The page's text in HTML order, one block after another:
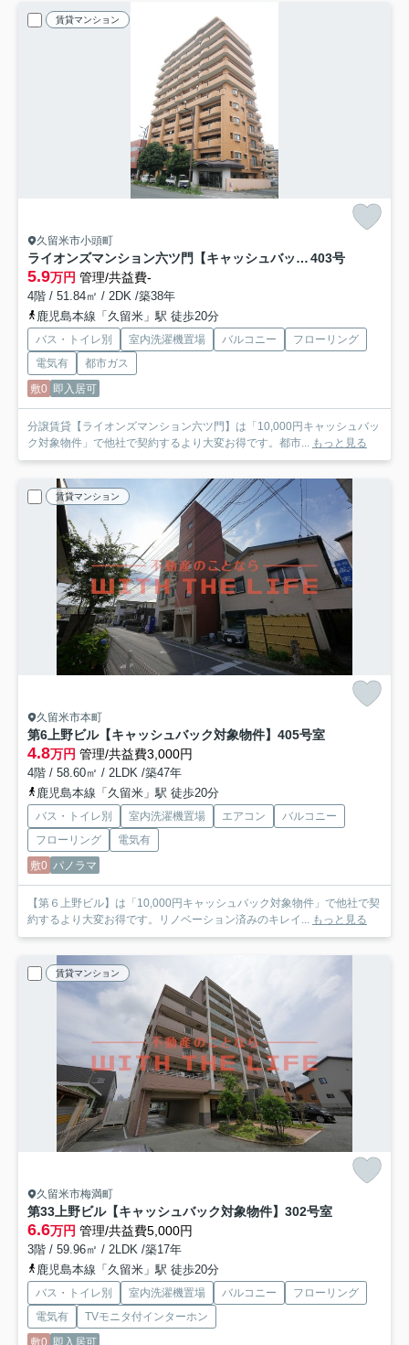
賃貸マンション
久留米市小頭町
ライオンズマンション六ツ門【キャッシュバック対象物件】 403号
5.9万円 管理/共益費-
4階 / 51.84㎡ / 2DK /築38年
鹿児島本線「久留米」駅 徒歩20分
バス・トイレ別 室内洗濯機置場 バルコニー
フローリング
電気有
都市ガス
敷0 即入居可
分譲賃貸【ライオンズマンション六ツ門】は「10,000円キャッシュバッ
ク対象物件」で他社で契約するより大変お得です。都市... もっと見る
賃貸マンション
久留米市本町
第6上野ビル【キャッシュバック対象物件】 405号室
4.8万円 管理/共益費3,000円
4階 / 58.60㎡ / 2LDK /築47年
鹿児島本線「久留米」駅 徒歩20分
バス・トイレ別 室内洗濯機置場 エアコン
バルコニー
フローリング
電気有
敷0 パノラマ
【第６上野ビル】は「10,000円キャッシュバック対象物件」で他社で契
約するより大変お得です。リノベーション済みのキレイ... もっと見る
賃貸マンション
久留米市梅満町
第33上野ビル【キャッシュバック対象物件】 302号室
6.6万円 管理/共益費5,000円
3階 / 59.96㎡ / 2LDK /築17年
鹿児島本線「久留米」駅 徒歩20分
バス・トイレ別 室内洗濯機置場 バルコニー
フローリング
電気有
TVモニタ付インターホン